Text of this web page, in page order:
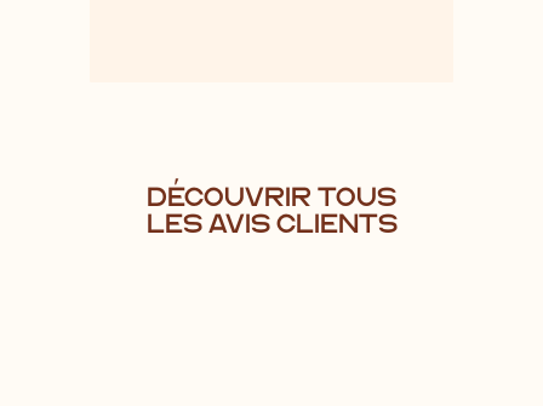
DÉCOUVRIR TOUS
LES AVIS CLIENTS